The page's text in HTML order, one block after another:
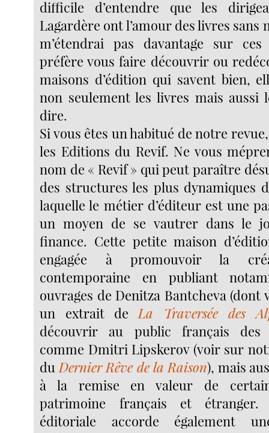
difficile d’entendre que les
Lagardère ont l’amour des livres sans
m’étendrai pas davantage sur
préfère vous faire découvrir ou
maisons d’édition qui savent bien,
non seulement les livres mais aussi
dire.
Si vous êtes un habitué de notre
les Editions du Revif. Ne vous
nom de « Revif » qui peut paraître
des structures les plus dynamiques
laquelle le métier d’éditeur est une
un moyen de se vautrer dans le
finance. Cette petite maison
engagée à promouvoir la
contemporaine en publiant
ouvrages de Denitza Bantcheva
un extrait de La Traversée des
découvrir au public français des
comme Dmitri Lipskerov (voir sur
du Dernier Rêve de la Raison), mais
à la remise en valeur de
patrimoine français et
éditoriale accorde également